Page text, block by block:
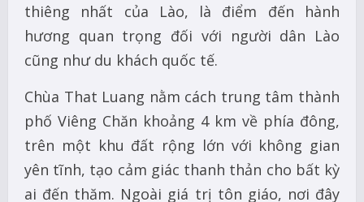
thiêng nhất của Lào, là điểm đến hành
hương quan trọng đối với người dân Lào
cũng như du khách quốc tế.
Chùa That Luang nằm cách trung tâm thành
phố Viêng Chăn khoảng 4 km về phía đông,
trên một khu đất rộng lớn với không gian
yên tĩnh, tạo cảm giác thanh thản cho bất kỳ
ai đến thăm. Ngoài giá trị tôn giáo, nơi đây